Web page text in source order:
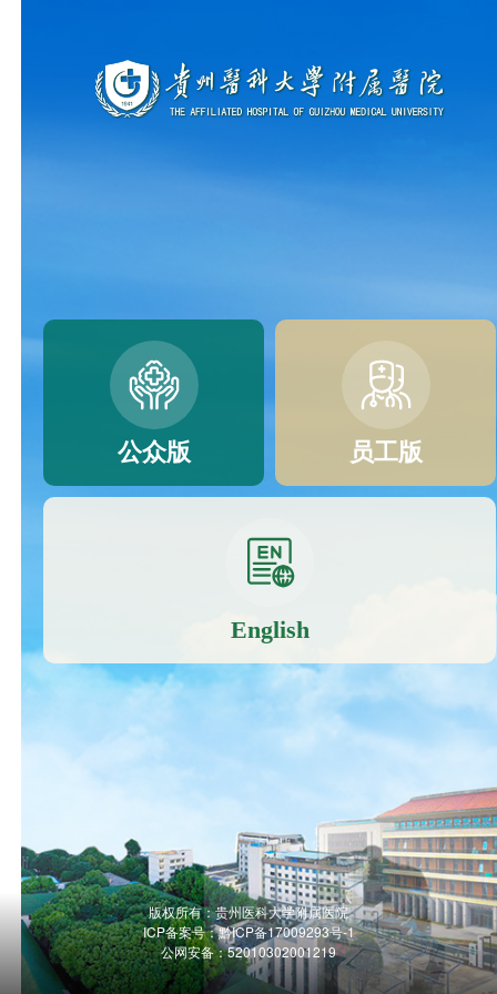
公众版 员工版
English
版权所有：贵州医科大学附属医院
ICP备案号：黔ICP备17009293号-1
公网安备：52010302001219